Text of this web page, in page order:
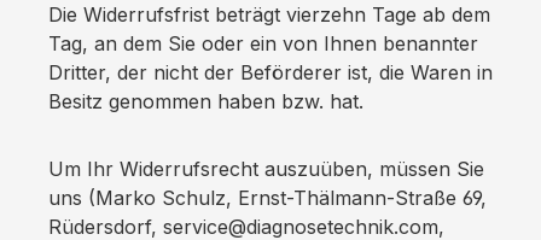
Die Widerrufsfrist beträgt vierzehn Tage ab dem
Tag, an dem Sie oder ein von Ihnen benannter
Dritter, der nicht der Beförderer ist, die Waren in
Besitz genommen haben bzw. hat.
Um Ihr Widerrufsrecht auszuüben, müssen Sie
uns (Marko Schulz, Ernst-Thälmann-Straße 69,
Rüdersdorf, service@diagnosetechnik.com,